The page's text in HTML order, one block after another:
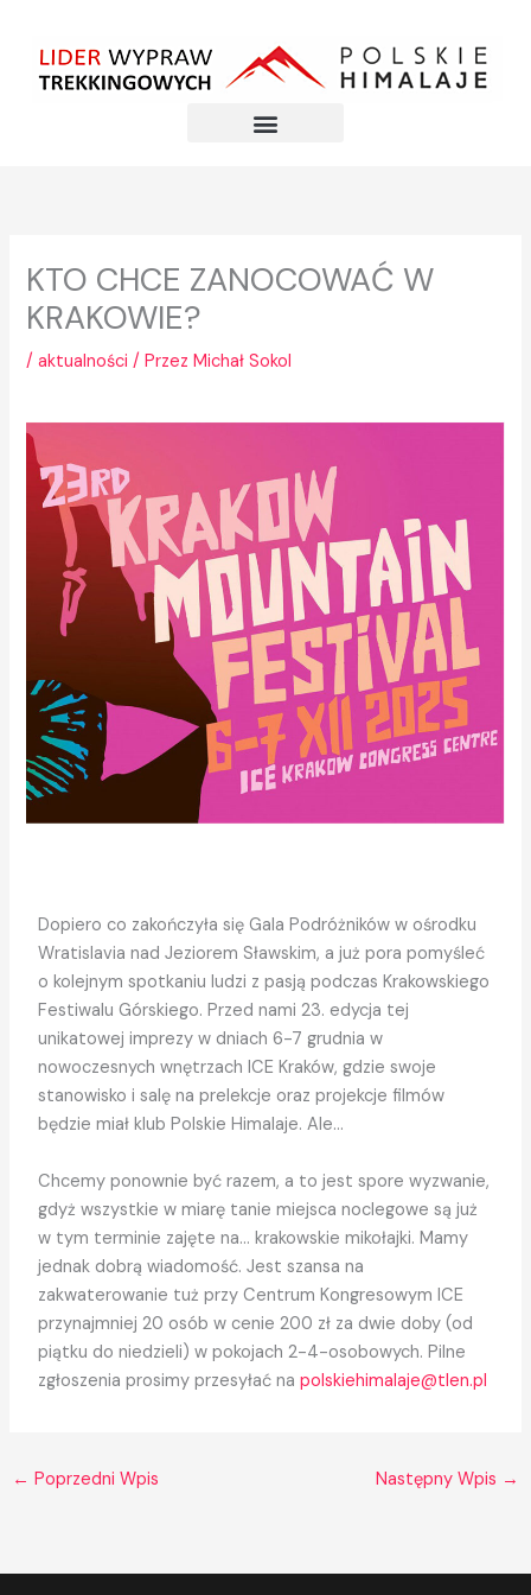
treści
KTO CHCE ZANOCOWAĆ W
KRAKOWIE?
/aktualności / PrzezMichał Sokol
Dopiero co zakończyła się Gala Podróżników w ośrodku
Wratislavia nad Jeziorem Sławskim, a już pora pomyśleć
o kolejnym spotkaniu ludzi z pasją podczas Krakowskiego
Festiwalu Górskiego. Przed nami 23. edycja tej
unikatowej imprezy w dniach 6-7 grudnia w
nowoczesnych wnętrzach ICE Kraków, gdzie swoje
stanowisko i salę na prelekcje oraz projekcje filmów
będzie miał klub Polskie Himalaje. Ale…
Chcemy ponownie być razem, a to jest spore wyzwanie,
gdyż wszystkie w miarę tanie miejsca noclegowe są już
w tym terminie zajęte na… krakowskie mikołajki. Mamy
jednak dobrą wiadomość. Jest szansa na
zakwaterowanie tuż przy Centrum Kongresowym ICE
przynajmniej 20 osób w cenie 200 zł za dwie doby (od
piątku do niedzieli) w pokojach 2-4-osobowych. Pilne
zgłoszenia prosimy przesyłać napolskiehimalaje@tlen.pl
← Poprzedni Wpis Następny Wpis →